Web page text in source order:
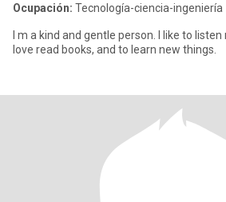
Ocupación: Tecnología-ciencia-ingeniería
I m a kind and gentle person. I like to listen
love read books, and to learn new things.